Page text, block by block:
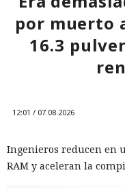
por muerto
16.3
12:01 / 07.08.2026
Ingenieros reducen en
RAM y aceleran la